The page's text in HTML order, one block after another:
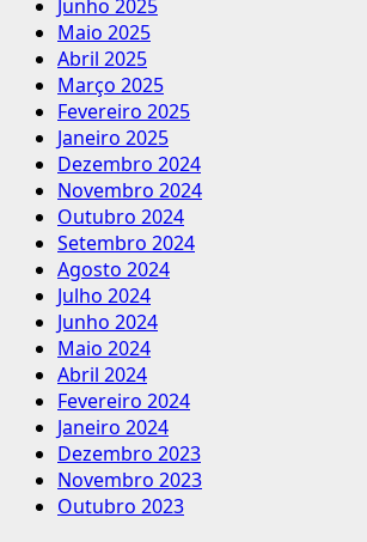
Junho 2025
Maio 2025
Abril 2025
Março 2025
Fevereiro 2025
Janeiro 2025
Dezembro 2024
Novembro 2024
Outubro 2024
Setembro 2024
Agosto 2024
Julho 2024
Junho 2024
Maio 2024
Abril 2024
Fevereiro 2024
Janeiro 2024
Dezembro 2023
Novembro 2023
Outubro 2023